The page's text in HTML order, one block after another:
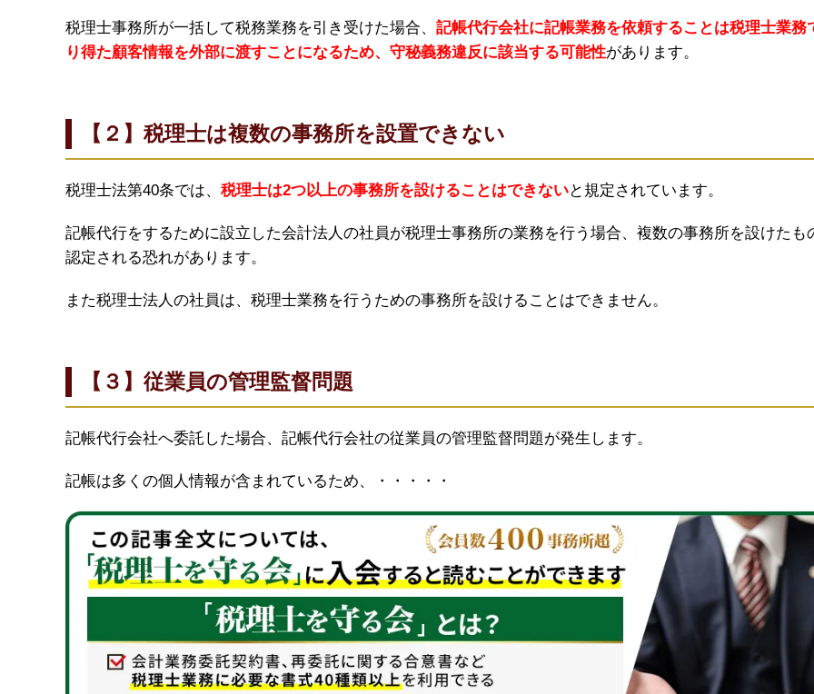
税理士事務所が一括して税務業務を引き受けた場合、 記帳代行会社に記帳業務を依頼することは税理士業務
り得た顧客情報を外部に渡すことになるため、守秘義務違反に該当する可能性があります。
【２】税理士は複数の事務所を設置できない
税理士法第40条では、 税理士は2つ以上の事務所を設けることはできないと規定されています。
記帳代行をするために設立した会計法人の社員が税理士事務所の業務を行う場合、複数の事務所を設けたも
認定される恐れがあります。
また税理士法人の社員は、税理士業務を行うための事務所を設けることはできません。
【３】従業員の管理監督問題
記帳代行会社へ委託した場合、記帳代行会社の従業員の管理監督問題が発生します。
記帳は多くの個人情報が含まれているため、・・・・・